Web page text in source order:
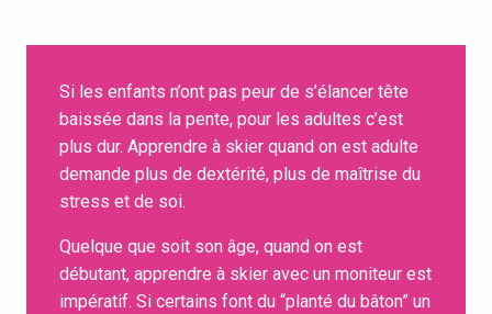
Si les enfants n’ont pas peur de s’élancer tête
baissée dans la pente, pour les adultes c’est
plus dur. Apprendre à skier quand on est adulte
demande plus de dextérité, plus de maîtrise du
stress et de soi.
Quelque que soit son âge, quand on est
débutant, apprendre à skier avec un moniteur est
impératif. Si certains font du “planté du bâton” un